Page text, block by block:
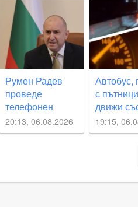
Румен Радев
проведе
телефонен
разговор с
министъра на
Ед Милибанд
20:13, 06.08.2026
Автобус,
с
движи
км/час по
19:15,